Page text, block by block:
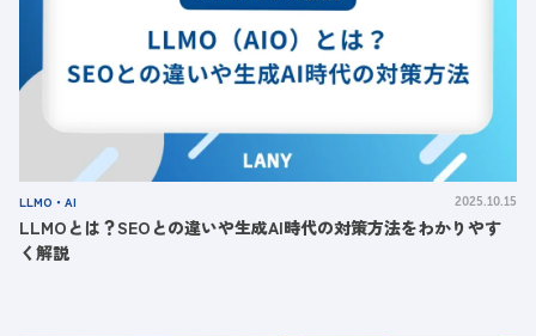
LLMO・AI 2025.10.15
LLMOとは？SEOとの違いや生成AI時代の対策方法をわかりやす
く解説